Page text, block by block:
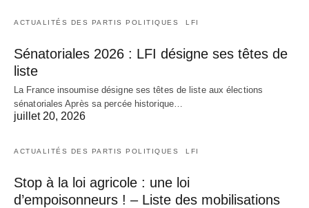
ACTUALITÉS DES PARTIS POLITIQUES LFI
Sénatoriales 2026 : LFI désigne ses têtes de
liste
La France insoumise désigne ses têtes de liste aux élections
sénatoriales Après sa percée historique…
juillet 20, 2026
ACTUALITÉS DES PARTIS POLITIQUES LFI
Stop à la loi agricole : une loi
d’empoisonneurs ! – Liste des mobilisations